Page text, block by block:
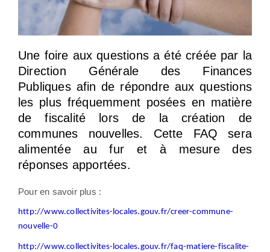
Une foire aux questions a été créée par la
Direction Générale des Finances
Publiques afin de répondre aux questions
les plus fréquemment posées en matière
de fiscalité lors de la création de
communes nouvelles. Cette FAQ sera
alimentée au fur et à mesure des
réponses apportées.
Pour en savoir plus :
http://www.collectivites-locales.gouv.fr/creer-commune-
nouvelle-0
http://www.collectivites-locales.gouv.fr/faq-matiere-fiscalite-